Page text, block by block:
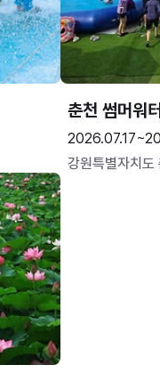
춘천 썸머워
강원특별자치도